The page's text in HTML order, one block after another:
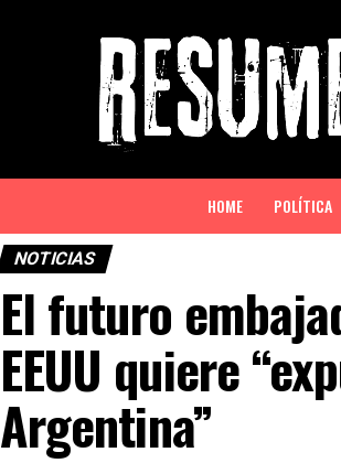
HOME POLÍTICA
NOTICIAS
El futuro
EEUU quiere
Argentina”